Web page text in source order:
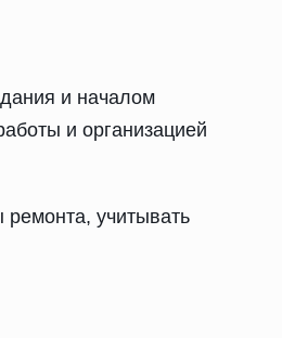
и началом
и организацией
учитывать